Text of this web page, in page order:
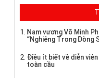
Nam vương Võ Minh
“Nghiêng Trong Dòng
Điều ít biết về diễn
toàn cầu